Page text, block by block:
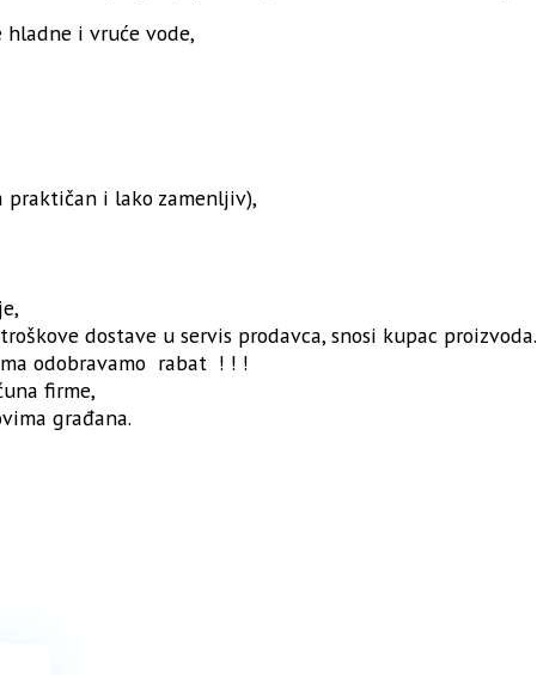
i vruće vode,
i lako zamenljiv),
dostave u servis prodavca, snosi kupac proizvoda.
odobravamo rabat ! ! !
firme,
građana.